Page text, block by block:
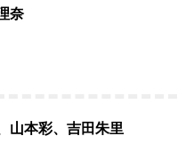
奈
山本彩、吉田朱里